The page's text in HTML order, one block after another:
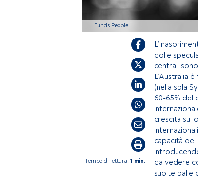
Funds People
Tempo di lettura: 1 min.
bolle
centrali
L’Australia
(nella sola
60-65% del
crescita sul
capacità
da vedere
subite dalle